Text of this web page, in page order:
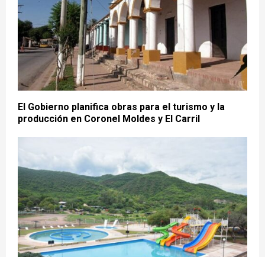
El Gobierno planifica obras para el turismo y la
producción en Coronel Moldes y El Carril